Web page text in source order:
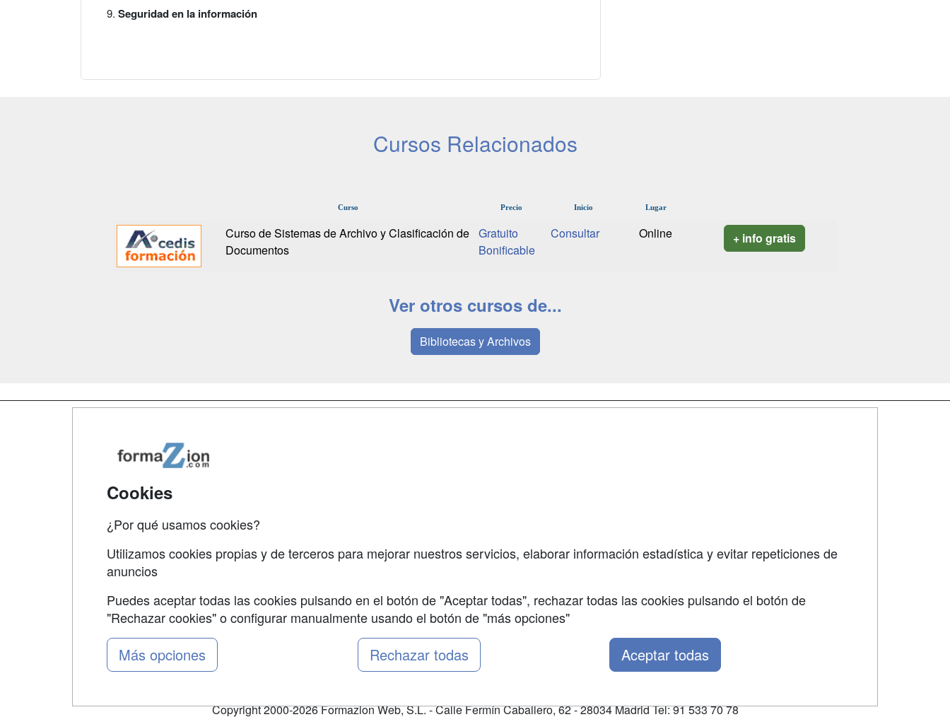
Seguridad en la información
Cursos Relacionados
Curso Precio Inicio Lugar
Curso de Sistemas de Archivo y Clasificación de
Documentos
Gratuito
Bonificable
Online + info gratis
Ver otros cursos de...
Bibliotecas y Archivos
Grupo formazion:
Copyright 2000-2026 Formazion Web, S.L. - Calle Fermín Caballero, 62 - 28034 Madrid Tel: 91 533 70 78
Cookies
¿Por qué usamos cookies?
Utilizamos cookies propias y de terceros para mejorar nuestros servicios, elaborar información estadística y evitar repeticiones de
anuncios
Puedes aceptar todas las cookies pulsando en el botón de "Aceptar todas", rechazar todas las cookies pulsando el botón de
"Rechazar cookies" o configurar manualmente usando el botón de "más opciones"
Más opciones Rechazar todas Aceptar todas